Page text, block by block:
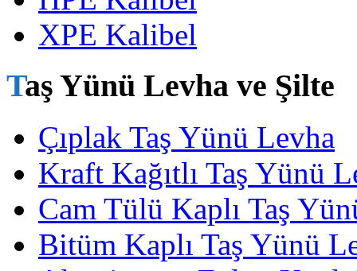
XPE Kalibel
Taş Yünü Levha ve Şilte
Çıplak Taş Yünü Levha
Kraft Kağıtlı Taş Yünü
Cam Tülü Kaplı Taş
Bitüm Kaplı Taş Yünü